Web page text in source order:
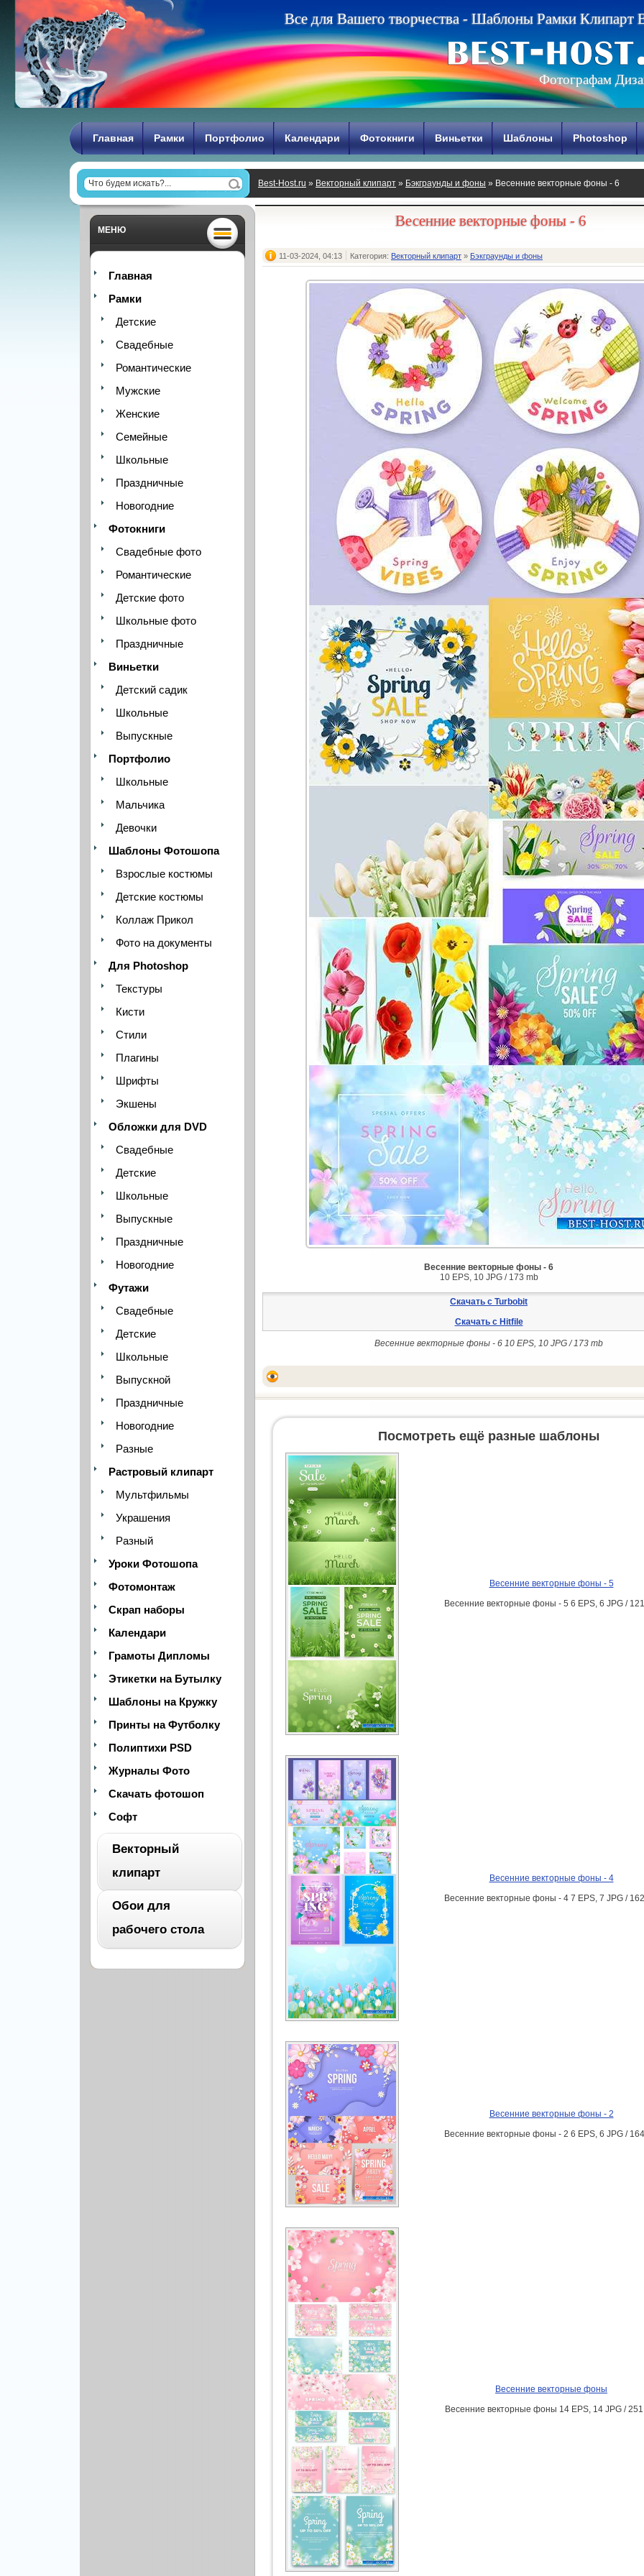
Все для Вашего творчества - Шаблоны Рамки Клипарт
Фотографам
Главная Рамки Портфолио Календари Фотокниги Виньетки Шаблоны Photoshop
Best-Host.ru » Векторный клипарт » Бэкграунды и фоны » Весенние векторные фоны - 6
МЕНЮ
Главная
Рамки
Детские
Свадебные
Романтические
Мужские
Женские
Семейные
Школьные
Праздничные
Новогодние
Фотокниги
Свадебные фото
Романтические
Детские фото
Школьные фото
Праздничные
Виньетки
Детский садик
Школьные
Выпускные
Портфолио
Школьные
Мальчика
Девочки
Шаблоны Фотошопа
Взрослые костюмы
Детские костюмы
Коллаж Прикол
Фото на документы
Для Photoshop
Текстуры
Кисти
Стили
Плагины
Шрифты
Экшены
Обложки для DVD
Свадебные
Детские
Школьные
Выпускные
Праздничные
Новогодние
Футажи
Свадебные
Детские
Школьные
Выпускной
Праздничные
Новогодние
Разные
Растровый клипарт
Мультфильмы
Украшения
Разный
Уроки Фотошопа
Фотомонтаж
Скрап наборы
Календари
Грамоты Дипломы
Этикетки на Бутылку
Шаблоны на Кружку
Принты на Футболку
Полиптихи PSD
Журналы Фото
Скачать фотошоп
Софт
Векторный
клипарт
Архитектура
Обои для
рабочего стола
ВСЕ
Весенние векторные фоны - 6
11-03-2024, 04:13 Категория: Векторный клипарт » Бэкграунды и фоны
Весенние векторные фоны - 6
10 EPS, 10 JPG / 173 mb
Скачать с Turbobit
Скачать с Hitfile
Весенние векторные фоны - 6 10 EPS, 10 JPG / 173 mb
Посмотреть ещё разные шаблоны
Весенние векторные фоны - 5
Весенние векторные фоны - 5 6 EPS, 6 JPG /
Весенние векторные фоны - 4
Весенние векторные фоны - 4 7 EPS, 7 JPG /
Весенние векторные фоны - 2
Весенние векторные фоны - 2 6 EPS, 6 JPG /
Весенние векторные фоны
Весенние векторные фоны 14 EPS, 14 JPG /